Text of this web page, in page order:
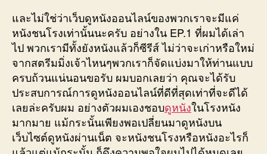
และไม่ใช่ว่าเว็บดูหนังออนไลน์ของพวกเราจะมีแค่
หนังชนโรงเท่านั้นนะครับ อย่างใน EP.1 ที่ผมได้เล่า
ไป พวกเรามีทั้งยังหนังแล้วก็ซีรีส์ ไม่ว่าจะเก่าหรือใหม่
จากสตรีมมิ่งเจ้าไหนๆพวกเราก็จัดแบ่งมาให้ท่านแบบ
ครบถ้วนแน่นอนขอรับ ผมบอกเลยว่า คุณจะได้รับ
ประสบการณ์การดูหนังออนไลน์ที่ดีที่สุดเท่าที่จะดีได้
เลยล่ะครับผม อย่างตัวผมเองชอบดูหนังในโรงหนัง
มากมาย แม้กระนั้นเพียงพอเปลี่ยนมาดูหนังบน
เว็บไซต์ดูหนังผ่านเน็ต จะหนังชนโรงหรือหนังอะไรก็